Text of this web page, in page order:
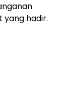
yang hadir.